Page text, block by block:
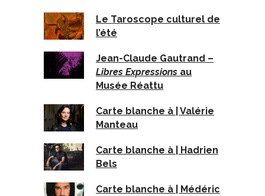
Le Taroscope culturel de
l’été
Jean-Claude Gautrand –
Libres Expressions au
Musée Réattu
Carte blanche à | Valérie
Manteau
Carte blanche à | Hadrien
Bels
Carte blanche à | Médéric